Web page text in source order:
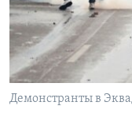
Learning English
СОЦИАЛЬНЫЕ СЕТИ
Демонстранты в